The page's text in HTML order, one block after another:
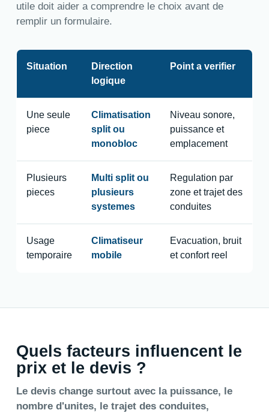
utile doit aider a comprendre le choix avant de
remplir un formulaire.
Situation
Direction
logique
Point a verifier
Une seule
piece
Climatisation
split ou
monobloc
Niveau sonore,
puissance et
emplacement
Plusieurs
pieces
Multi split ou
plusieurs
systemes
Regulation par
zone et trajet des
conduites
Usage
temporaire
Climatiseur
mobile
Evacuation, bruit
et confort reel
Quels facteurs influencent le
prix et le devis ?
Le devis change surtout avec la puissance, le
nombre d'unites, le trajet des conduites,